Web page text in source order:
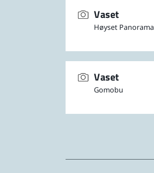
Vaset
Høyset Panorama
Vaset
Gomobu